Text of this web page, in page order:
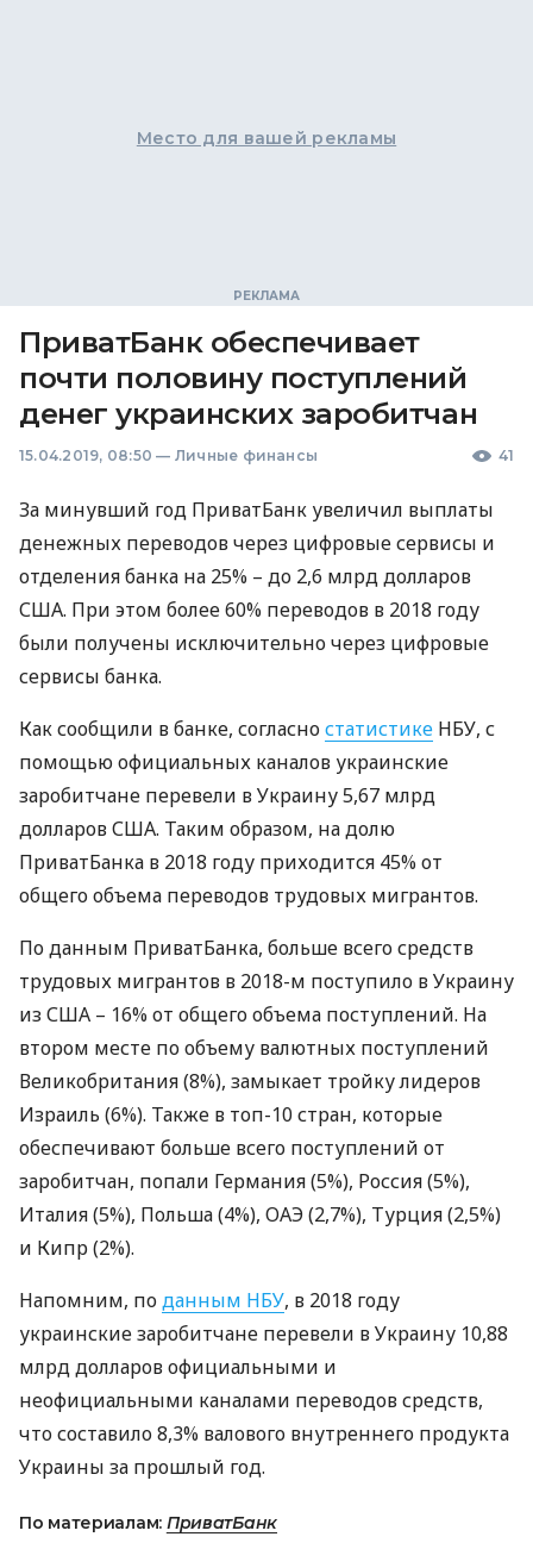
Место для вашей рекламы
ПриватБанк обеспечивает
почти половину поступлений
денег украинских заробитчан
15.04.2019, 08:50 — Личные финансы 41
За минувший год ПриватБанк увеличил выплаты
денежных переводов через цифровые сервисы и
отделения банка на 25% – до 2,6 млрд долларов
США. При этом более 60% переводов в 2018 году
были получены исключительно через цифровые
сервисы банка.
Как сообщили в банке, согласностатистике НБУ, с
помощью официальных каналов украинские
заробитчане перевели в Украину 5,67 млрд
долларовСША. Таким образом, на долю
ПриватБанка в 2018 году приходится 45% от
общего объема переводов трудовых мигрантов.
По данным ПриватБанка, больше всего средств
трудовых мигрантов в 2018-м поступило в Украину
из США – 16% от общего объема поступлений. На
втором месте по объему валютных поступлений
Великобритания (8%), замыкает тройку лидеров
Израиль (6%). Также в топ-10 стран, которые
обеспечивают больше всего поступлений от
заробитчан, попали Германия (5%), Россия (5%),
Италия (5%), Польша (4%), ОАЭ(2,7%), Турция (2,5%)
и Кипр (2%).
Напомним, поданным НБУ, в 2018 году
украинские заробитчане перевели в Украину 10,88
млрд долларов официальными и
неофициальными каналами переводов средств,
что составило 8,3% валового внутреннего продукта
Украины за прошлый год.
По материалам: ПриватБанк